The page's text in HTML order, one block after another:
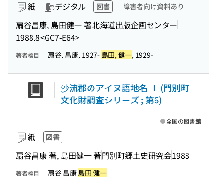
紙 デジタル 図書 障害者向け資料あり
扇谷昌康, 島田健一 著北海道出版企画センター
1988.8<GC7-E64>
著者標目 扇谷, 昌康, 1927- 島田, 健一, 1929-
沙流郡のアイヌ語地名 Ⅰ (門別町
文化財調査シリーズ ; 第6)
紙 図書
扇谷昌康 著, 島田健一 著門別町郷土史研究会1988
全国の図書館
著者標目 扇谷 昌康 島田 健一